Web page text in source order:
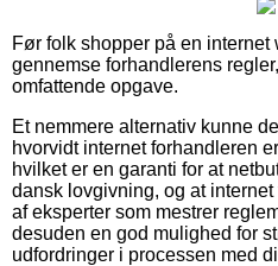
Før folk shopper på en
gennemse forhandlerens
omfattende opgave.
Et nemmere alternativ kunne
hvorvidt internet forhandleren
hvilket er en garanti for at
dansk lovgivning, og at
af eksperter som mestrer
desuden en god mulighed for
udfordringer i processen med